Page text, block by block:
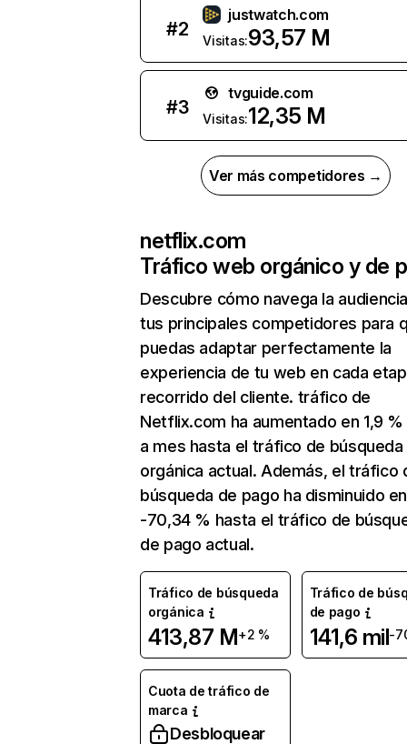
#2
justwatch.com
Visitas:93,57 M
#3
tvguide.com
Visitas:12,35 M
Ver más competidores →
netflix.com
Tráfico web orgánico y de
Descubre cómo navega la
tus principales competidores para
puedas adaptar perfectamente la
experiencia de tu web en cada
recorrido del cliente. tráfico de
Netflix.com ha aumentado en 1,9
a mes hasta el tráfico de búsqueda
orgánica actual. Además, el tráfico
búsqueda de pago ha disminuido en
-70,34 % hasta el tráfico de
de pago actual.
Tráfico de búsqueda
orgánica
413,87 M+2 %
Tráfico de
de pago
141,6 mil-
Cuota de tráfico de
marca
Desbloquear